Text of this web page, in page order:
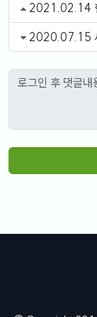
2021.02.14
2020.07.15